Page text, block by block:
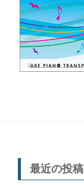
最近の投稿